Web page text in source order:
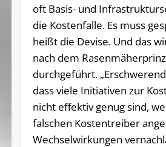
oft Basis- und
die Kostenfalle. Es muss
heißt die Devise. Und das
nach dem
durchgeführt.
dass viele Initiativen zur
nicht effektiv genug sind,
falschen Kostentreiber
Wechselwirkungen